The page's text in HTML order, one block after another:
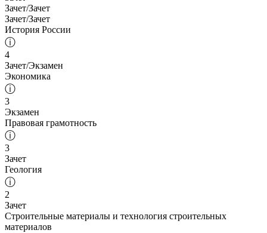
Зачет/Зачет
Зачет/Зачет
История России
ⓘ
4
Зачет/Экзамен
Экономика
ⓘ
3
Экзамен
Правовая грамотность
ⓘ
3
Зачет
Геология
ⓘ
2
Зачет
Строительные материалы и технология строительных
материалов